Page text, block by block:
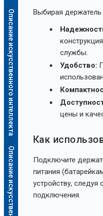
Описание искусственного интеллекта
Выбирая держатель
службы.
Удобство:
цены и
Как
Подключите
питания
устройству, следуя
подключения.